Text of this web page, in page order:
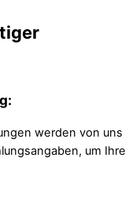
werden von uns
um Ihre